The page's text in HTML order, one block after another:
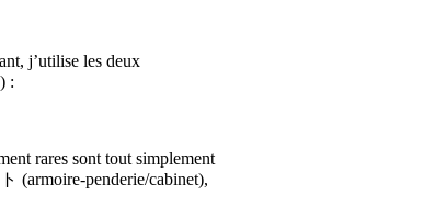
j’utilise les deux
) :
rares sont tout simplement
(armoire-penderie/cabinet),